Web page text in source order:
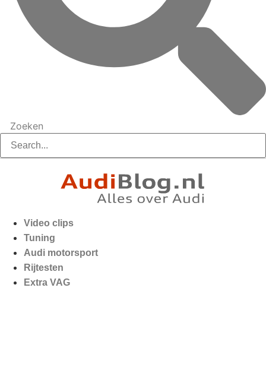
Zoeken
Video clips
Tuning
Audi motorsport
Rijtesten
Extra VAG